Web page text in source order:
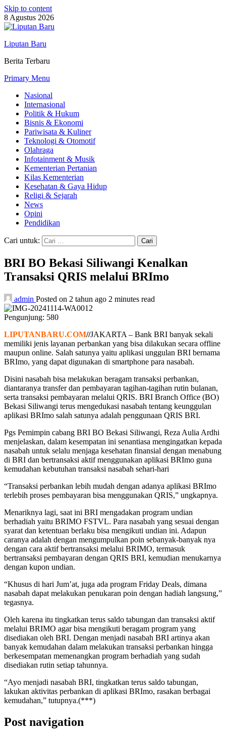
Skip to content
8 Agustus 2026
Liputan Baru
Berita Terbaru
Primary Menu
Nasional
Internasional
Politik & Hukum
Bisnis & Ekonomi
Pariwisata & Kuliner
Teknologi & Otomotif
Olahraga
Infotainment & Musik
Kementerian Pertanian
Kilas Kementerian
Kesehatan & Gaya Hidup
Religi & Sejarah
News
Opini
Pendidikan
Cari untuk:
BRI BO Bekasi Siliwangi Kenalkan
Transaksi QRIS melalui BRImo
admin Posted on 2 tahun ago 2 minutes read
Pengunjung: 580
LIPUTANBARU.COM//JAKARTA – Bank BRI banyak sekali
memiliki jenis layanan perbankan yang bisa dilakukan secara offline
maupun online. Salah satunya yaitu aplikasi unggulan BRI bernama
BRImo, yang dapat digunakan di smartphone para nasabah.
Disini nasabah bisa melakukan beragam transaksi perbankan,
diantaranya transfer dan pembayaran tagihan-tagihan rutin bulanan,
serta transaksi pembayaran melalui QRIS. BRI Branch Office (BO)
Bekasi Siliwangi terus mengedukasi nasabah tentang keunggulan
aplikasi BRImo salah satunya adalah penggunaan QRIS BRI.
Pgs Pemimpin cabang BRI BO Bekasi Siliwangi, Reza Aulia Ardhi
menjelaskan, dalam kesempatan ini senantiasa mengingatkan kepada
nasabah untuk selalu menjaga kesehatan finansial dengan menabung
di BRI dan bertransaksi aktif menggunakan aplikasi BRImo guna
kemudahan kebutuhan transaksi nasabah sehari-hari
“Transaksi perbankan lebih mudah dengan adanya aplikasi BRImo
terlebih proses pembayaran bisa menggunakan QRIS,” ungkapnya.
Menariknya lagi, saat ini BRI mengadakan program undian
berhadiah yaitu BRIMO FSTVL. Para nasabah yang sesuai dengan
syarat dan ketentuan berlaku bisa mengikuti undian ini. Adapun
caranya adalah dengan mengumpulkan poin sebanyak-banyak nya
dengan cara aktif bertransaksi melalui BRIMO, termasuk
bertransaksi pembayaran dengan QRIS BRI, kemudian menukarnya
dengan kupon undian.
“Khusus di hari Jum’at, juga ada program Friday Deals, dimana
nasabah dapat melakukan penukaran poin dengan hadiah langsung,”
tegasnya.
Oleh karena itu tingkatkan terus saldo tabungan dan transaksi aktif
melalui BRIMO agar bisa mengikuti beragam program yang
disediakan oleh BRI. Dengan menjadi nasabah BRI artinya akan
banyak kemudahan dalam melakukan transaksi perbankan hingga
berkesempatan memenangkan program berhadiah yang sudah
disediakan rutin setiap tahunnya.
“Ayo menjadi nasabah BRI, tingkatkan terus saldo tabungan,
lakukan aktivitas perbankan di aplikasi BRImo, rasakan berbagai
kemudahan,” tutupnya.(***)
Post navigation